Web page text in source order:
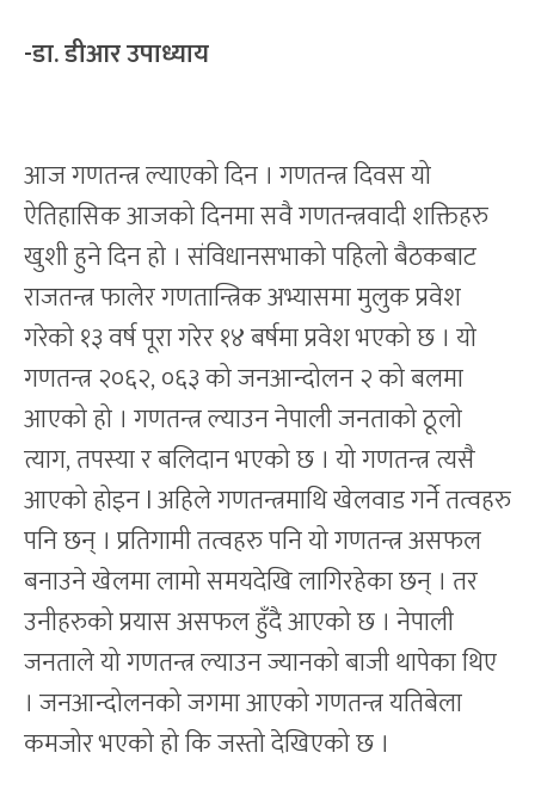
-डा. डीआर उपाध्याय
आज गणतन्त्र ल्याएको दिन । गणतन्त्र दिवस यो
ऐतिहासिक आजको दिनमा सवै गणतन्त्रवादी शक्तिहरु
खुशी हुने दिन हो । संविधानसभाको पहिलो बैठकबाट
राजतन्त्र फालेर गणतान्त्रिक अभ्यासमा मुलुक प्रवेश
गरेको १३ वर्ष पूरा गरेर १४ बर्षमा प्रवेश भएको छ । यो
गणतन्त्र २०६२, ०६३ को जनआन्दोलन २ को बलमा
आएको हो । गणतन्त्र ल्याउन नेपाली जनताको ठूलो
त्याग, तपस्या र बलिदान भएको छ । यो गणतन्त्र त्यसै
आएको होइन l अहिले गणतन्त्रमाथि खेलवाड गर्ने तत्वहरु
पनि छन् । प्रतिगामी तत्वहरु पनि यो गणतन्त्र असफल
बनाउने खेलमा लामो समयदेखि लागिरहेका छन् । तर
उनीहरुको प्रयास असफल हुँदै आएको छ । नेपाली
जनताले यो गणतन्त्र ल्याउन ज्यानको बाजी थापेका थिए
। जनआन्दोलनको जगमा आएको गणतन्त्र यतिबेला
कमजोर भएको हो कि जस्तो देखिएको छ ।